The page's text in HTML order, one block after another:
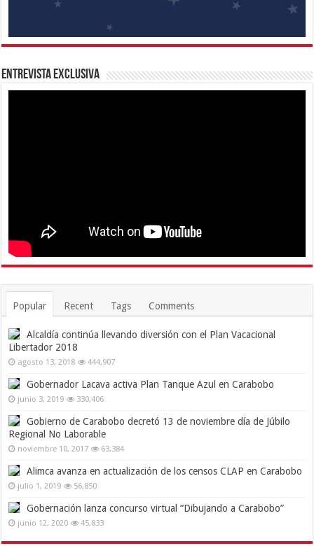
Entrevista Exclusiva
Popular Recent Tags Comments
Alcaldía continúa llevando diversión con el Plan Vacacional
Libertador 2018
agosto 13, 2018 444,907
Gobernador Lacava activa Plan Tanque Azul en Carabobo
junio 3, 2019 330,406
Gobierno de Carabobo decretó 13 de noviembre día de Júbilo
Regional No Laborable
noviembre 10, 2017 63,384
Alimca avanza en actualización de los censos CLAP en Carabobo
julio 1, 2019 56,850
Gobernación lanza concurso virtual “Dibujando a Carabobo”
junio 12, 2020 45,833